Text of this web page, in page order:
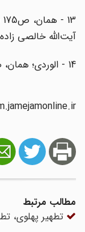
13
آیت‌الله خالصی زاده.
مطالب مرتبط
تطهیر پهلوی،